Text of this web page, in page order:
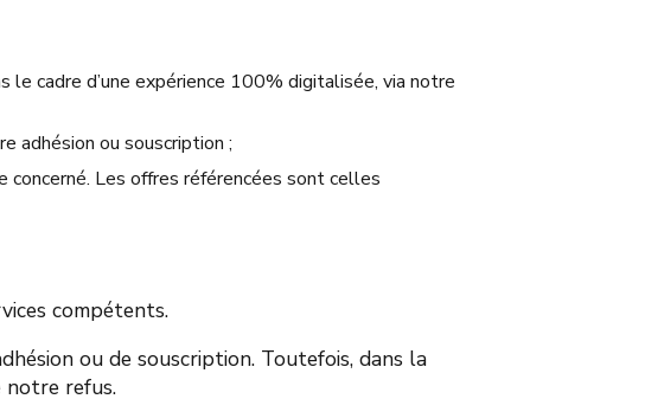
cadre d’une expérience 100% digitalisée, via notre
adhésion ou souscription ;
Les offres référencées sont celles
compétents.
ou de souscription. Toutefois, dans la
notre refus.